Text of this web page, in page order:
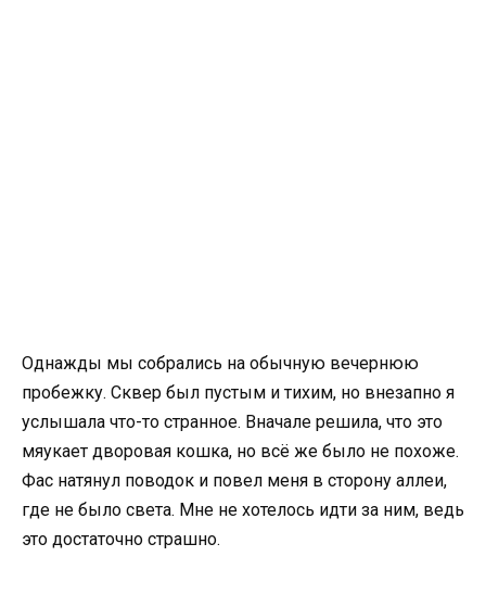
Однажды мы собрались на обычную вечернюю
пробежку. Сквер был пустым и тихим, но внезапно я
услышала что-то странное. Вначале решила, что это
мяукает дворовая кошка, но всё же было не похоже.
Фас натянул поводок и повел меня в сторону аллеи,
где не было света. Мне не хотелось идти за ним, ведь
это достаточно страшно.